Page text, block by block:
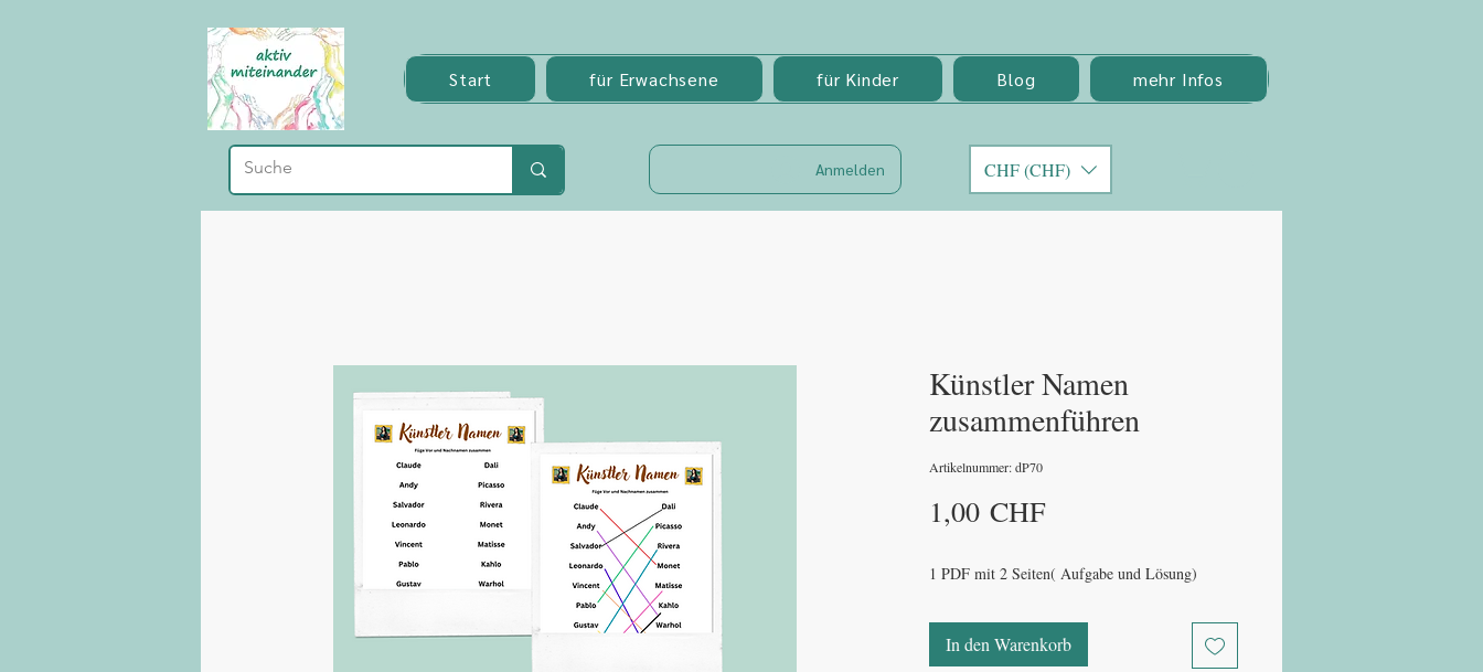
Start für Erwachsene für Kinder Blog mehr Infos
Anmelden CHF (CHF)
Künstler Namen
zusammenführen
Artikelnummer: dP70
1,00 CHFPreis
1 PDF mit 2 Seiten( Aufgabe und Lösung)
In den Warenkorb